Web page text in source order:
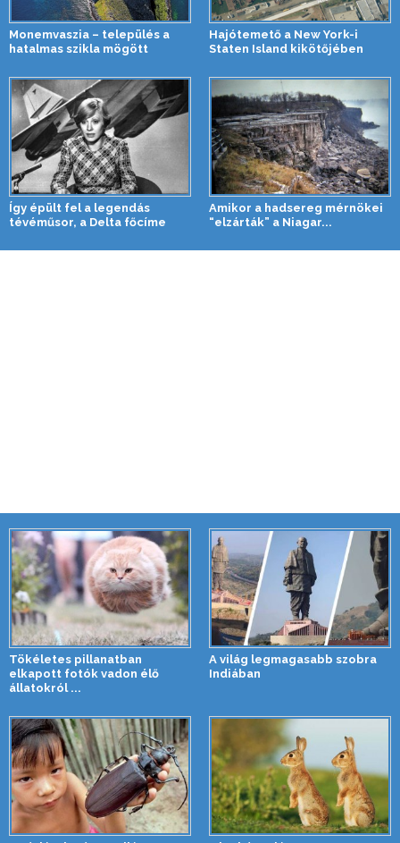
Monemvaszia – település a
hatalmas szikla mögött
Hajótemető a New York-i
Staten Island kikötőjében
Így épült fel a legendás
tévéműsor, a Delta főcíme
Amikor a hadsereg mérnökei
“elzárták” a Niagar...
Tökéletes pillanatban
elkapott fotók vadon élő
állatokról ...
A világ legmagasabb szobra
Indiában